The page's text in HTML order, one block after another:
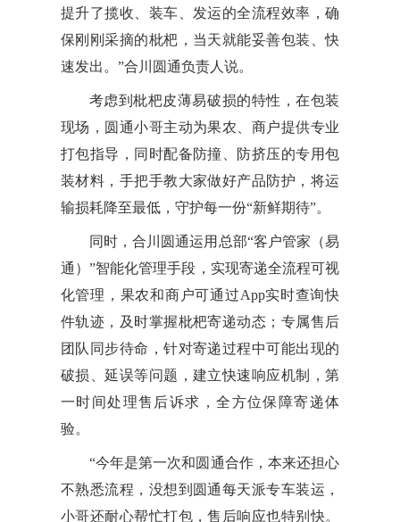
提升了揽收、装车、发运的全流程效率，确
保刚刚采摘的枇杷，当天就能妥善包装、快
速发出。”合川圆通负责人说。
考虑到枇杷皮薄易破损的特性，在包装
现场，圆通小哥主动为果农、商户提供专业
打包指导，同时配备防撞、防挤压的专用包
装材料，手把手教大家做好产品防护，将运
输损耗降至最低，守护每一份“新鲜期待”。
同时，合川圆通运用总部“客户管家（易
通）”智能化管理手段，实现寄递全流程可视
化管理，果农和商户可通过App实时查询快
件轨迹，及时掌握枇杷寄递动态；专属售后
团队同步待命，针对寄递过程中可能出现的
破损、延误等问题，建立快速响应机制，第
一时间处理售后诉求，全方位保障寄递体
验。
“今年是第一次和圆通合作，本来还担心
不熟悉流程，没想到圆通每天派专车装运，
小哥还耐心帮忙打包，售后响应也特别快。